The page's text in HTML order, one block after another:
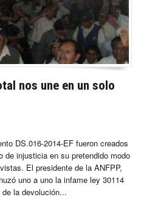
nos une en un solo
DS.016-2014-EF fueron creados
de injusticia en su pretendido modo
El presidente de la ANFPP,
uno a uno la infame ley 30114
la devolución...